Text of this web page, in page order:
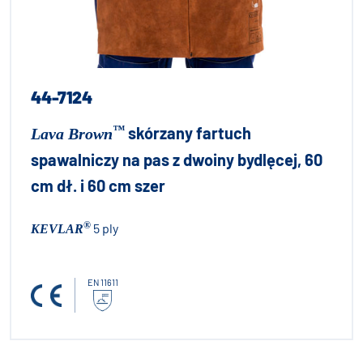
44-7124
Lava Brown™ skórzany fartuch
spawalniczy na pas z dwoiny bydlęcej, 60
cm dł. i 60 cm szer
KEVLAR® 5 ply
EN 11611